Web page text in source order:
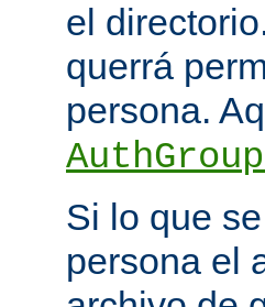
el
querrá
persona.
Si lo que
persona el